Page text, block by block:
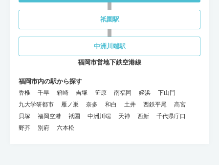
祇園駅
中洲川端駅
福岡市営地下鉄空港線
福岡市内の駅から探す
香椎 千早 箱崎 吉塚 笹原 南福岡 姪浜
下山門
九大学研都市
雁ノ巣 奈多 和白 土井 西鉄平尾
高宮
貝塚
福岡空港 祇園 中洲川端 天神 西新
千代県庁口
野芥
別府 六本松